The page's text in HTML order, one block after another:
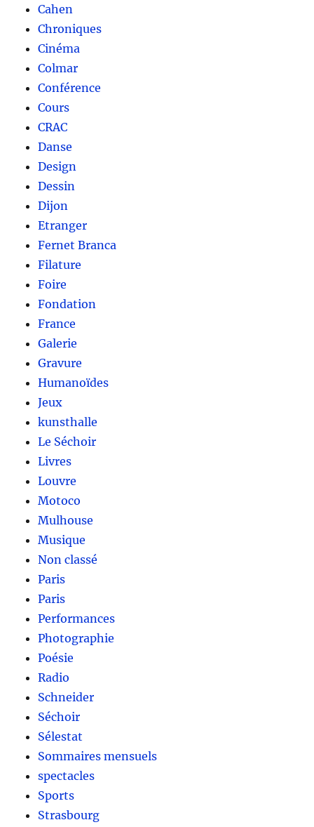
Cahen
Chroniques
Cinéma
Colmar
Conférence
Cours
CRAC
Danse
Design
Dessin
Dijon
Etranger
Fernet Branca
Filature
Foire
Fondation
France
Galerie
Gravure
Humanoïdes
Jeux
kunsthalle
Le Séchoir
Livres
Louvre
Motoco
Mulhouse
Musique
Non classé
Paris
Paris
Performances
Photographie
Poésie
Radio
Schneider
Séchoir
Sélestat
Sommaires mensuels
spectacles
Sports
Strasbourg